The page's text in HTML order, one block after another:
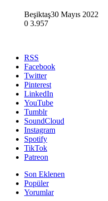
Beşiktaş30 Mayıs 2022
0 3.957
RSS
Facebook
Twitter
Pinterest
LinkedIn
YouTube
Tumblr
SoundCloud
Instagram
Spotify
TikTok
Patreon
Son Eklenen
Popüler
Yorumlar